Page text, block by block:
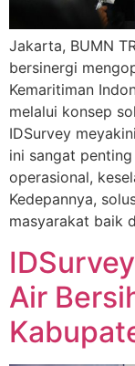
Jakarta, BUMN
bersinergi
Kemaritiman
melalui konsep
IDSurvey
ini sangat
operasional,
Kedepannya,
masyarakat baik
Air